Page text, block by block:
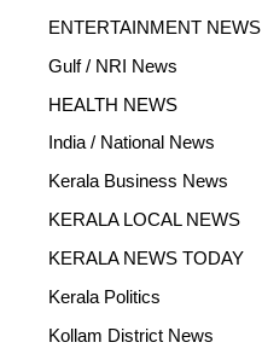
ENTERTAINMENT NEWS
Gulf / NRI News
HEALTH NEWS
India / National News
Kerala Business News
KERALA LOCAL NEWS
KERALA NEWS TODAY
Kerala Politics
Kollam District News